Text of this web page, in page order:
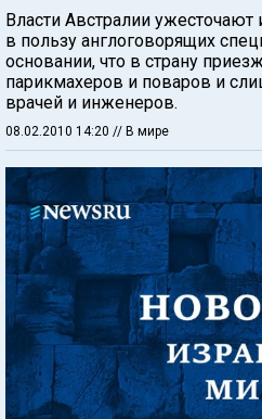
Власти Австралии
в пользу англоговорящих
основании, что в страну
парикмахеров и поваров и
врачей и инженеров.
08.02.2010 14:20 // В мире